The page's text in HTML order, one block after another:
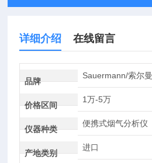
详细介绍 在线留言
品牌
Sauermann/索尔曼
价格区间
1万-5万
仪器种类
便携式烟气分析仪
产地类别
进口